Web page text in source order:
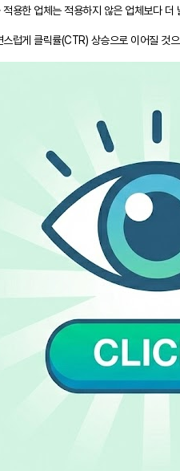
용한 업체는 적용하지 않은 업체보다 더
럽게 클릭률(CTR) 상승으로 이어질